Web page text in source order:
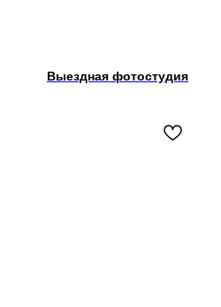
Выездная фотостудия